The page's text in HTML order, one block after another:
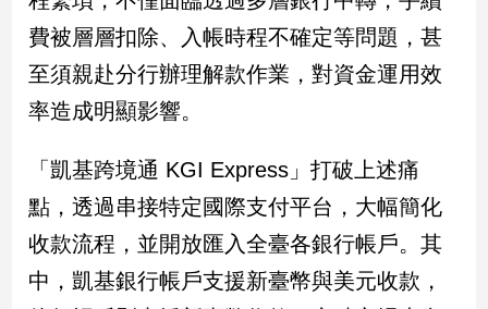
毒
專
區
台
灣
點
費被層層扣除、入帳時程不確定等問題，甚
至須親赴分行辦理解款作業，對資金運用效
率造成明顯影響。
「凱基跨境通 KGI Express」打破上述痛
點，透過串接特定國際支付平台，大幅簡化
收款流程，並開放匯入全臺各銀行帳戶。其
中，凱基銀行帳戶支援新臺幣與美元收款，